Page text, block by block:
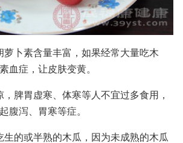
萝卜素含量丰富，如果经常大量吃木
血症，让皮肤变黄。
，脾胃虚寒、体寒等人不宜过多食用，
腹泻、胃寒等症。
生的或半熟的木瓜，因为未成熟的木瓜